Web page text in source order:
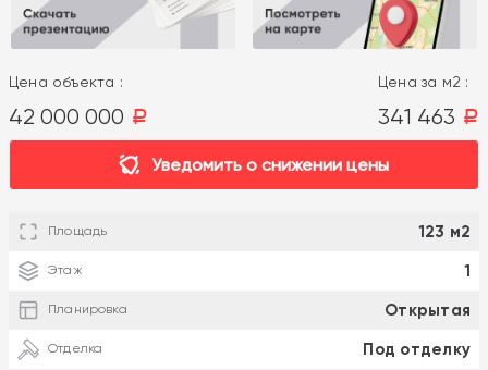
Цена объекта :
42 000 000 a
Цена за м2 :
341 463 a
Уведомить о снижении цены
Площадь 123 м2
Этаж 1
Планировка Открытая
Отделка Под отделку